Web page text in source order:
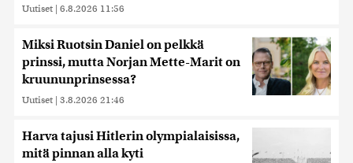
Uutiset | 6.8.2026 11:56
Miksi Ruotsin Daniel on pelkkä
prinssi, mutta Norjan Mette-Marit on
kruununprinsessa?
Uutiset | 3.8.2026 21:46
Harva tajusi Hitlerin olympialaisissa,
mitä pinnan alla kyti